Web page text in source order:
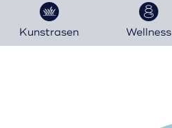
Kunstrasen Wellness